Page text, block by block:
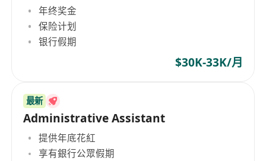
年终奖金
保险计划
银行假期
$30K-33K/月
最新
Administrative Assistant
提供年底花紅
享有銀行公眾假期